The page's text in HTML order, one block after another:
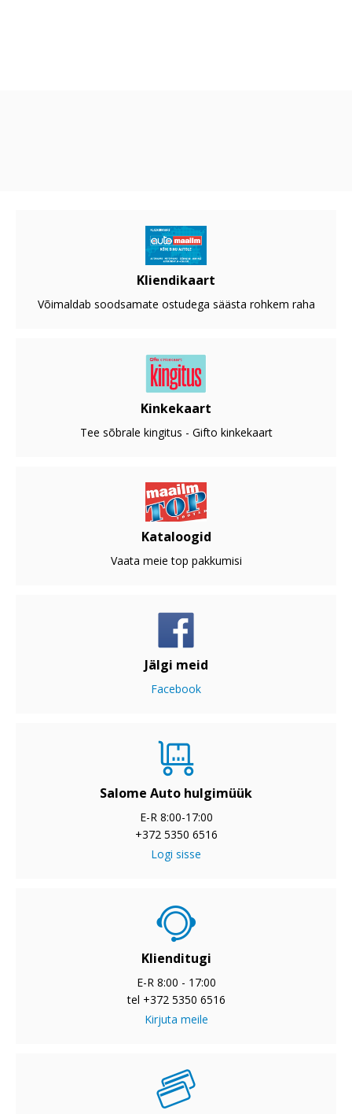
Kliendikaart
Võimaldab soodsamate ostudega säästa rohkem raha
Kinkekaart
Tee sõbrale kingitus - Gifto kinkekaart
Kataloogid
Vaata meie top pakkumisi
Jälgi meid
Facebook
Salome Auto hulgimüük
E-R 8:00-17:00
+372 5350 6516
Logi sisse
Klienditugi
E-R 8:00 - 17:00
tel +372 5350 6516
Kirjuta meile